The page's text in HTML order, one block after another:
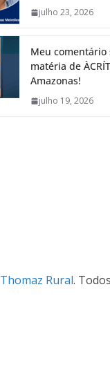
julho 23, 2026
Meu comentário
matéria de
Amazonas!
julho 19, 2026
Thomaz Rural.